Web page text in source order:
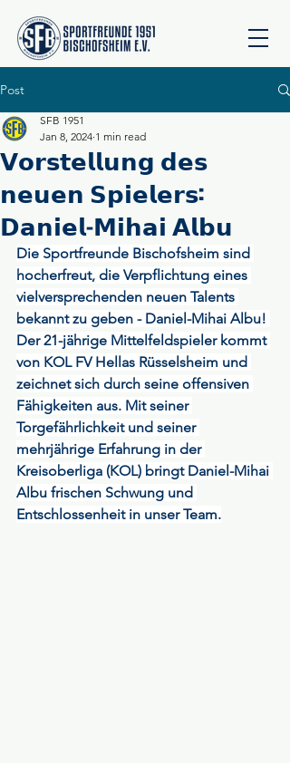
Post
𝗩𝗼𝗿𝘀𝘁𝗲𝗹𝗹𝘂𝗻𝗴 𝗱𝗲𝘀
𝗻𝗲𝘂𝗲𝗻 𝗦𝗽𝗶𝗲𝗹𝗲𝗿𝘀:
𝗗𝗮𝗻𝗶𝗲𝗹-𝗠𝗶𝗵𝗮𝗶 𝗔𝗹𝗯𝘂
SFB 1951
Jan 8, 2024 1 min read
Die Sportfreunde Bischofsheim sind
hocherfreut, die Verpflichtung eines
vielversprechenden neuen Talents
bekannt zu geben - Daniel-Mihai Albu!
Der 21-jährige Mittelfeldspieler kommt
von KOL FV Hellas Rüsselsheim und
zeichnet sich durch seine offensiven
Fähigkeiten aus. Mit seiner
Torgefährlichkeit und seiner
mehrjährige Erfahrung in der
Kreisoberliga (KOL) bringt Daniel-Mihai
Albu frischen Schwung und
Entschlossenheit in unser Team.